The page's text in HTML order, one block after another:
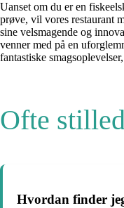
Uanset om du er en
prøve, vil vores restaurant
sine velsmagende og
venner med på en
fantastiske
Ofte
Hvordan finder